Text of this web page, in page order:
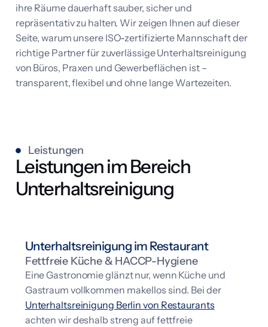
ihre Räume dauerhaft sauber, sicher und
repräsentativ zu halten. Wir zeigen Ihnen auf dieser
Seite, warum unsere ISO-zertifizierte Mannschaft der
richtige Partner für zuverlässige Unterhaltsreinigung
von Büros, Praxen und Gewerbeflächen ist –
transparent, flexibel und ohne lange Wartezeiten.
Leistungen
Leistungen im Bereich
Unterhaltsreinigung
Unterhaltsreinigung im Restaurant
Fettfreie Küche & HACCP-Hygiene
Eine Gastronomie glänzt nur, wenn Küche und
Gastraum vollkommen makellos sind. Bei der
Unterhaltsreinigung Berlin von Restaurants
achten wir deshalb streng auf fettfreie